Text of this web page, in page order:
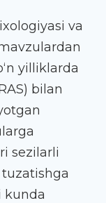
va
yilliklarda
bilan
sezilarli
tuzatishga
kunda